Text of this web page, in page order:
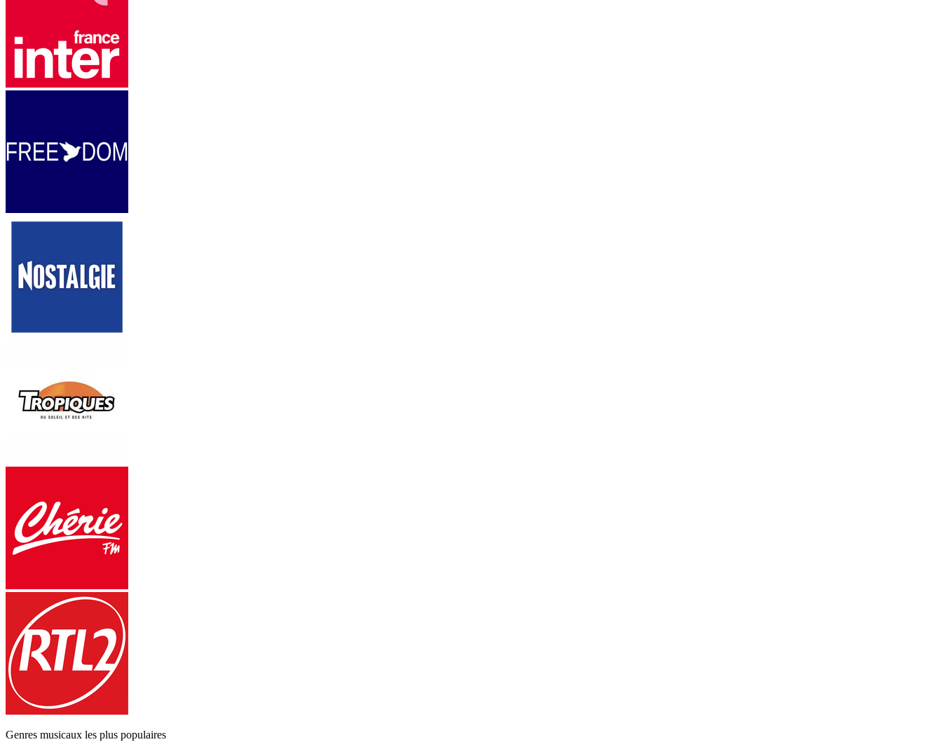
Genres musicaux les plus populaires